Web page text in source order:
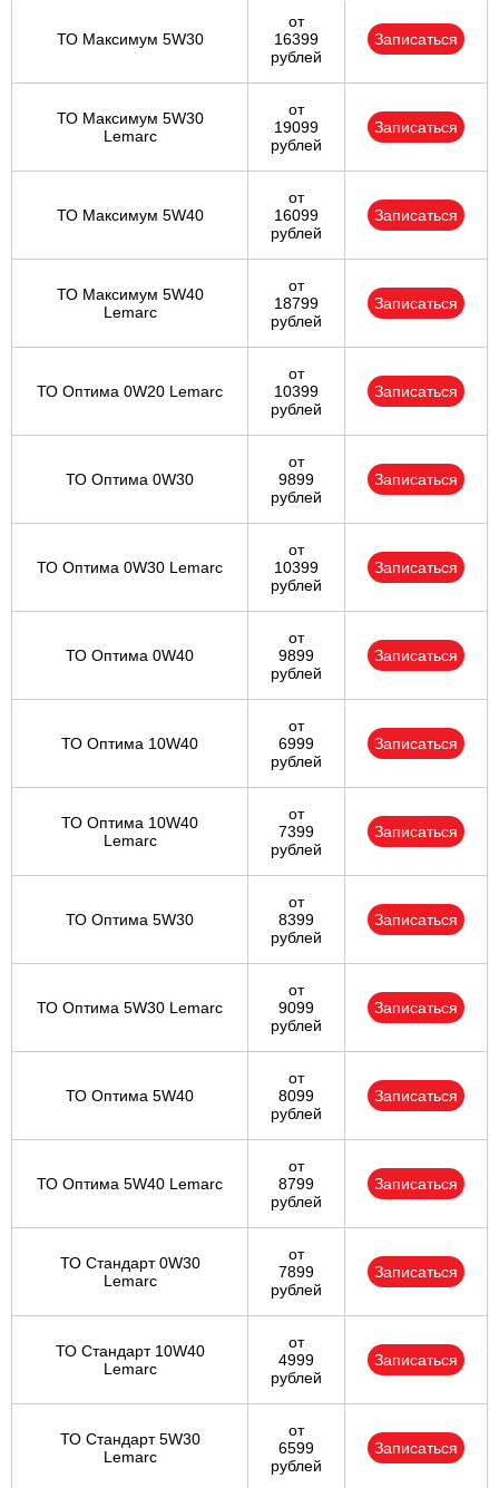
ТО Максимум 5W30
от
16399
рублей
Записаться
ТО Максимум 5W30
Lemarc
от
19099
рублей
Записаться
ТО Максимум 5W40
от
16099
рублей
Записаться
ТО Максимум 5W40
Lemarc
от
18799
рублей
Записаться
ТО Оптима 0W20 Lemarc
от
10399
рублей
Записаться
ТО Оптима 0W30
от
9899
рублей
Записаться
ТО Оптима 0W30 Lemarc
от
10399
рублей
Записаться
ТО Оптима 0W40
от
9899
рублей
Записаться
ТО Оптима 10W40
от
6999
рублей
Записаться
ТО Оптима 10W40
Lemarc
от
7399
рублей
Записаться
ТО Оптима 5W30
от
8399
рублей
Записаться
ТО Оптима 5W30 Lemarc
от
9099
рублей
Записаться
ТО Оптима 5W40
от
8099
рублей
Записаться
ТО Оптима 5W40 Lemarc
от
8799
рублей
Записаться
ТО Стандарт 0W30
Lemarc
от
7899
рублей
Записаться
ТО Стандарт 10W40
Lemarc
от
4999
рублей
Записаться
ТО Стандарт 5W30
Lemarc
от
6599
рублей
Записаться